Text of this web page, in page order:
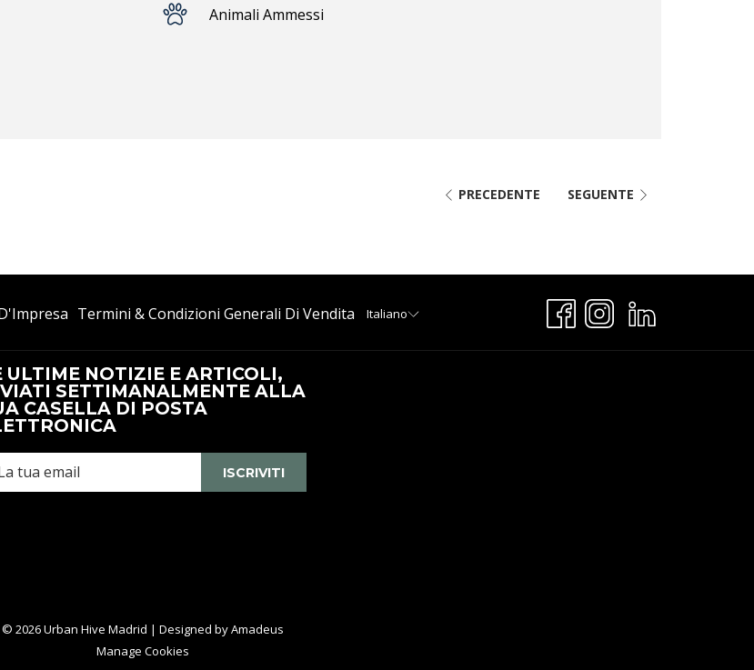
Animali Ammessi
PRECEDENTE SEGUENTE
Termini & Condizioni Generali Di Vendita Italiano
ULTIME NOTIZIE E ARTICOLI,
SETTIMANALMENTE ALLA
CASELLA DI POSTA
ISCRIVITI
© 2026Urban Hive Madrid | Designed byAmadeus
Manage Cookies